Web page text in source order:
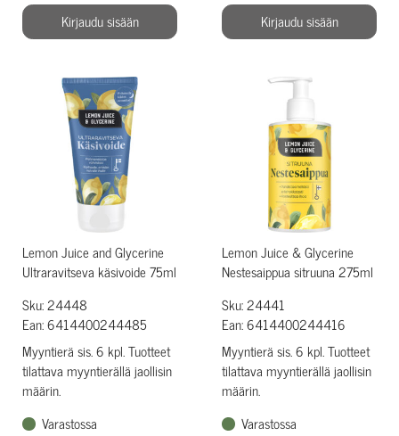
Kirjaudu sisään
Kirjaudu sisään
Lemon Juice and Glycerine
Ultraravitseva käsivoide 75ml
Sku: 24448
Ean: 6414400244485
Myyntierä sis. 6 kpl. Tuotteet
tilattava myyntierällä jaollisin
määrin.
Varastossa
Lemon Juice & Glycerine
Nestesaippua sitruuna 275ml
Sku: 24441
Ean: 6414400244416
Myyntierä sis. 6 kpl. Tuotteet
tilattava myyntierällä jaollisin
määrin.
Varastossa